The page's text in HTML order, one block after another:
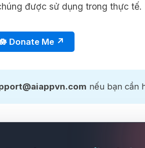
được sử dụng trong thực tế.
Donate Me ↗️
nếu bạn cần